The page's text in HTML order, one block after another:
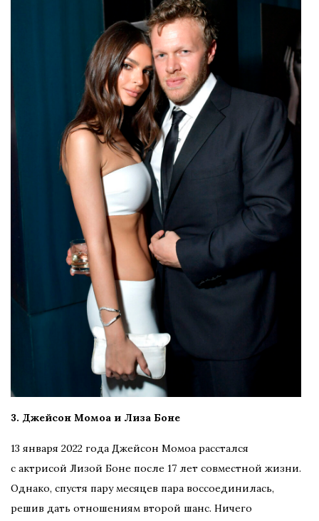
3. Джейсон Момоа и Лиза Боне
13 января 2022 года Джейсон Момоа расстался
с актрисой Лизой Боне после 17 лет совместной жизни.
Однако, спустя пару месяцев пара воссоединилась,
решив дать отношениям второй шанс. Ничего